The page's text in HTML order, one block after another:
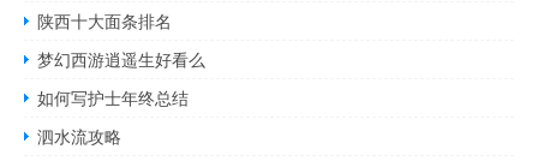
陕西十大面条排名
梦幻西游逍遥生好看么
如何写护士年终总结
泗水流攻略